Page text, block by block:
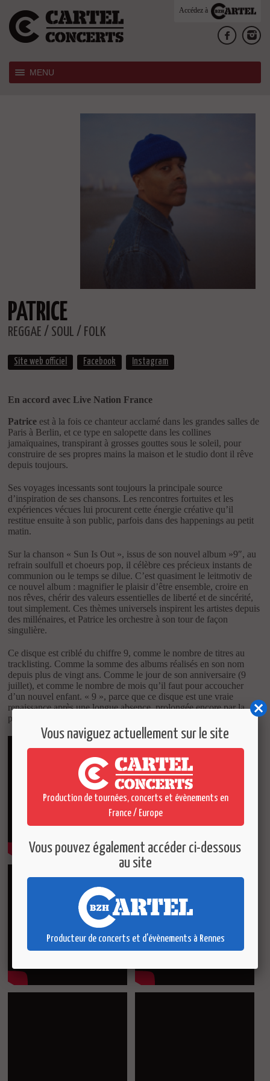
Accédez à
MENU
PATRICE
REGGAE / SOUL / FOLK
Site web officiel Facebook Instagram
En accord avec Live Nation France
Patrice est à la fois ce chanteur acclamé dans les grandes salles de
Paris à Berlin, et ce type en salopette dans les collines
jamaïquaines, transpirant à grosses gouttes sous le soleil, pour
construire de ses propres mains la maison et le studio dont il rêve
depuis toujours.
Ses voyages incessants sont toujours la principale source
d’inspiration de ses chansons. Les rencontres fortuites et les
expériences vécues lui procurent cette énergie créative qu’il
restitue ensuite à son public, parfois dans des happenings au petit
matin.
Sur la chanson « Sun Is Out », issus de son nouvel album »9″, au
refrain soulfull et choeurs pop, il célèbre ces précieux instants de
communion ou le temps se dilue. C’est quasiment le leitmotiv de
ce nouvel album : magnifier le plaisir d’être ensemble, croire en
nos rêves, chérir des valeurs essentielles de liberté et de sincérité,
tout simplement. Ces thèmes universels inspirent les artistes depuis
des millénaires, et Patrice les orchestre à son tour de façon
singulière.
Ce disque est criblé du chiffre 9, comme le nombre de titres au
tracklisting. Comme la somme des albums réalisés en son nom
depuis plus de vingt ans. Comme le jour de son anniversaire (9
juillet), et comme le nombre de mois qu’il faut pour accoucher
d’un nouvel enfant. « 9 », parce que ce disque est une vraie
renaissance après une longue absence, prolongée encore par la
pandémie.
Vous naviguez actuellement sur le site
Production de tournées, concerts et évènements en
France / Europe
Vous pouvez également accéder ci-dessous
au site
Producteur de concerts et d'évènements à Rennes